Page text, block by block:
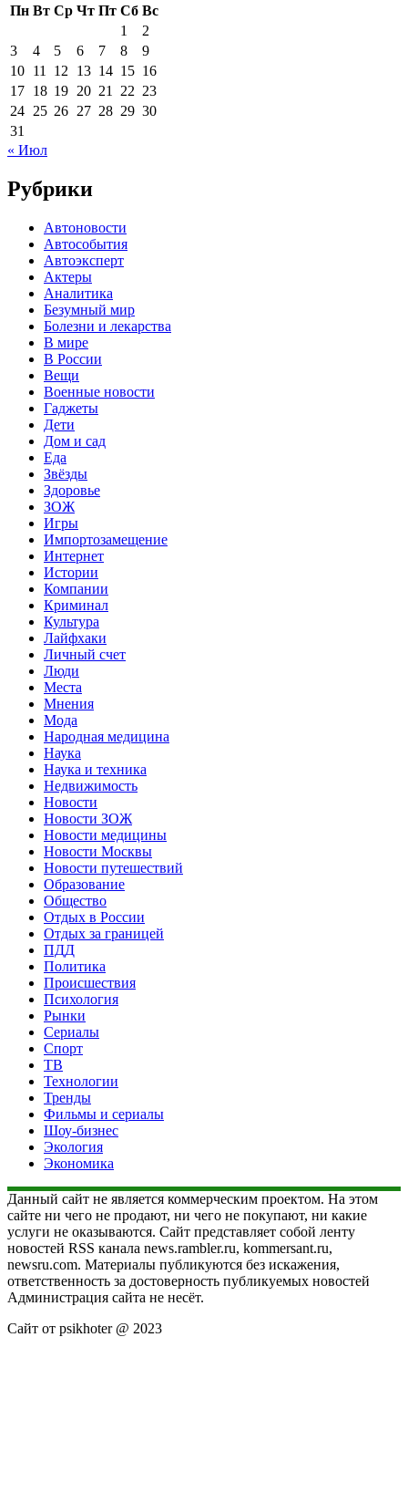
Пн Вт Ср Чт Пт Сб Вс
1
2
3
4 5 6 7 8
9
10 11 12 13 14 15 16
17 18 19 20 21 22 23
24 25 26 27 28 29 30
31
« Июл
Рубрики
Автоновости
Автособытия
Автоэксперт
Актеры
Аналитика
Безумный мир
Болезни и лекарства
В мире
В России
Вещи
Военные новости
Гаджеты
Дети
Дом и сад
Еда
Звёзды
Здоровье
ЗОЖ
Игры
Импортозамещение
Интернет
Истории
Компании
Криминал
Культура
Лайфхаки
Личный счет
Люди
Места
Мнения
Мода
Народная медицина
Наука
Наука и техника
Недвижимость
Новости
Новости ЗОЖ
Новости медицины
Новости Москвы
Новости путешествий
Образование
Общество
Отдых в России
Отдых за границей
ПДД
Политика
Происшествия
Психология
Рынки
Сериалы
Спорт
ТВ
Технологии
Тренды
Фильмы и сериалы
Шоу-бизнес
Экология
Экономика
Данный сайт не является коммерческим проектом. На этом
сайте ни чего не продают, ни чего не покупают, ни какие
услуги не оказываются. Сайт представляет собой ленту
новостей RSS канала news.rambler.ru, kommersant.ru,
newsru.com. Материалы публикуются без искажения,
ответственность за достоверность публикуемых новостей
Администрация сайта не несёт.
Сайт от psikhoter @ 2023